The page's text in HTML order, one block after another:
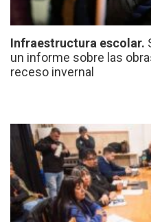
Infraestructura escolar.
un informe sobre las
receso invernal